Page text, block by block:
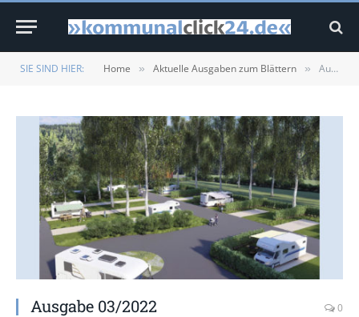
SIE SIND HIER: Home » Aktuelle Ausgaben zum Blättern » Ausgabe 03/2022
Ausgabe 03/2022 0